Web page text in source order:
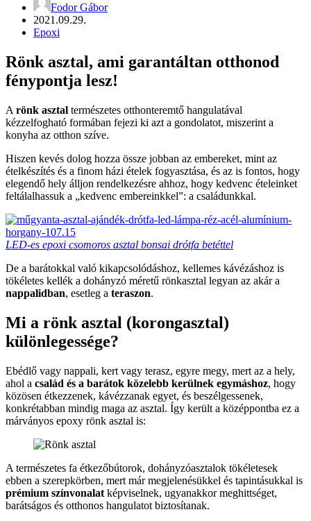
Fodor Gábor
2021.09.29.
Epoxi
Rönk asztal, ami garantáltan otthonod
fénypontja lesz!
A rönk asztal természetes otthonteremtő hangulatával
kézzelfogható formában fejezi ki azt a gondolatot, miszerint a
konyha az otthon szíve.
Hiszen kevés dolog hozza össze jobban az embereket, mint az
ételkészítés és a finom házi ételek fogyasztása, és az is fontos, hogy
elegendő hely álljon rendelkezésre ahhoz, hogy kedvenc ételeinket
feltálalhassuk a „kedvenc embereinkkel”: a családunkkal.
LED-es epoxi csomoros asztal bonsai drótfa betéttel
De a barátokkal való kikapcsolódáshoz, kellemes kávézáshoz is
tökéletes kellék a dohányzó méretű rönkasztal legyan az akár a
nappalidban, esetleg a teraszon.
Mi a rönk asztal (korongasztal)
különlegessége?
Ebédlő vagy nappali, kert vagy terasz, egyre megy, mert az a hely,
ahol a család és a barátok közelebb kerülnek egymáshoz, hogy
közösen étkezzenek, kávézzanak egyet, és beszélgessenek,
konkrétabban mindig maga az asztal. Így került a középpontba ez a
márványos epoxy rönk asztal is:
A természetes fa étkezőbútorok, dohányzóasztalok tökéletesek
ebben a szerepkörben, mert már megjelenésükkel és tapintásukkal is
prémium színvonalat képviselnek, ugyanakkor meghittséget,
barátságos és otthonos hangulatot biztosítanak.